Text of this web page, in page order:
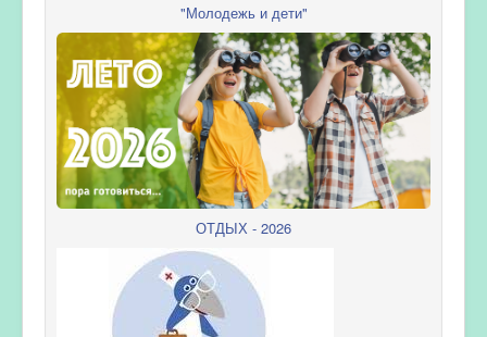
"Молодежь и дети"
ОТДЫХ - 2026